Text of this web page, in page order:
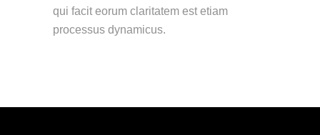
qui facit eorum claritatem est etiam
processus dynamicus.